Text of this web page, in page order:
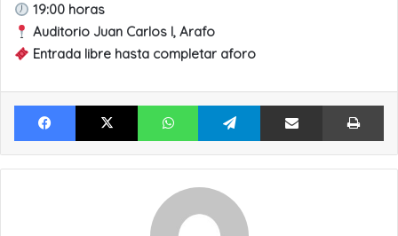
19:00 horas
Auditorio Juan Carlos I, Arafo
Entrada libre hasta completar aforo
Facebook X WhatsApp Telegram Compartir por Email